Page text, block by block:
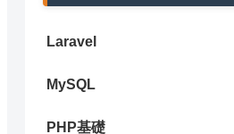
Laravel
MySQL
PHP基礎